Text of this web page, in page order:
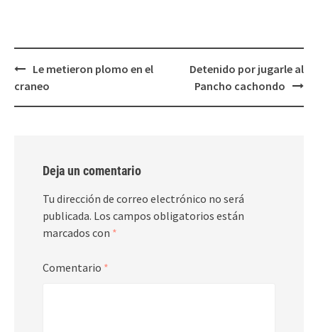
Post
navigation
Le metieron plomo en el
craneo
Detenido por jugarle al
Pancho cachondo
Deja un comentario
Tu dirección de correo electrónico no será
publicada. Los campos obligatorios están
marcados con *
Comentario *